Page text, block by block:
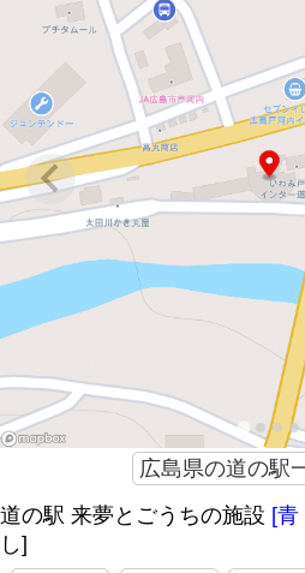
広島県の道の駅
道の駅 来夢とごうちの施設 [青
し]